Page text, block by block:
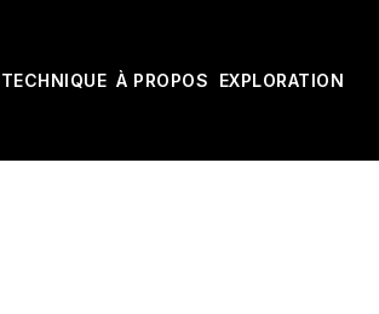
TECHNIQUE À PROPOS EXPLORATION